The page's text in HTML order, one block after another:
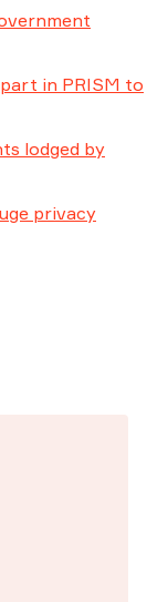
in PRISM to
lodged by
privacy